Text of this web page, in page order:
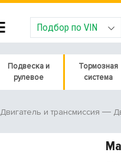
Подбор по VIN
Подвеска и
рулевое
Тормозная
система
Двигатель и трансмиссия